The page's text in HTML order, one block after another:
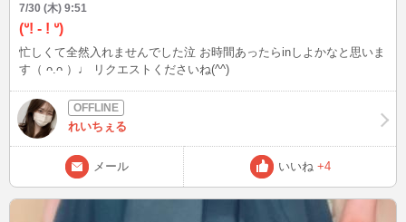
7/30 (木) 9:51
‎(ᐡ! - ! ᐡ)
忙しくて全然入れませんでした泣 お時間あったらinしよかなと思いま
す（ ᴖ.ᴖ ）♩ リクエストくださいね(^^)
れいちぇる
メール いいね +4